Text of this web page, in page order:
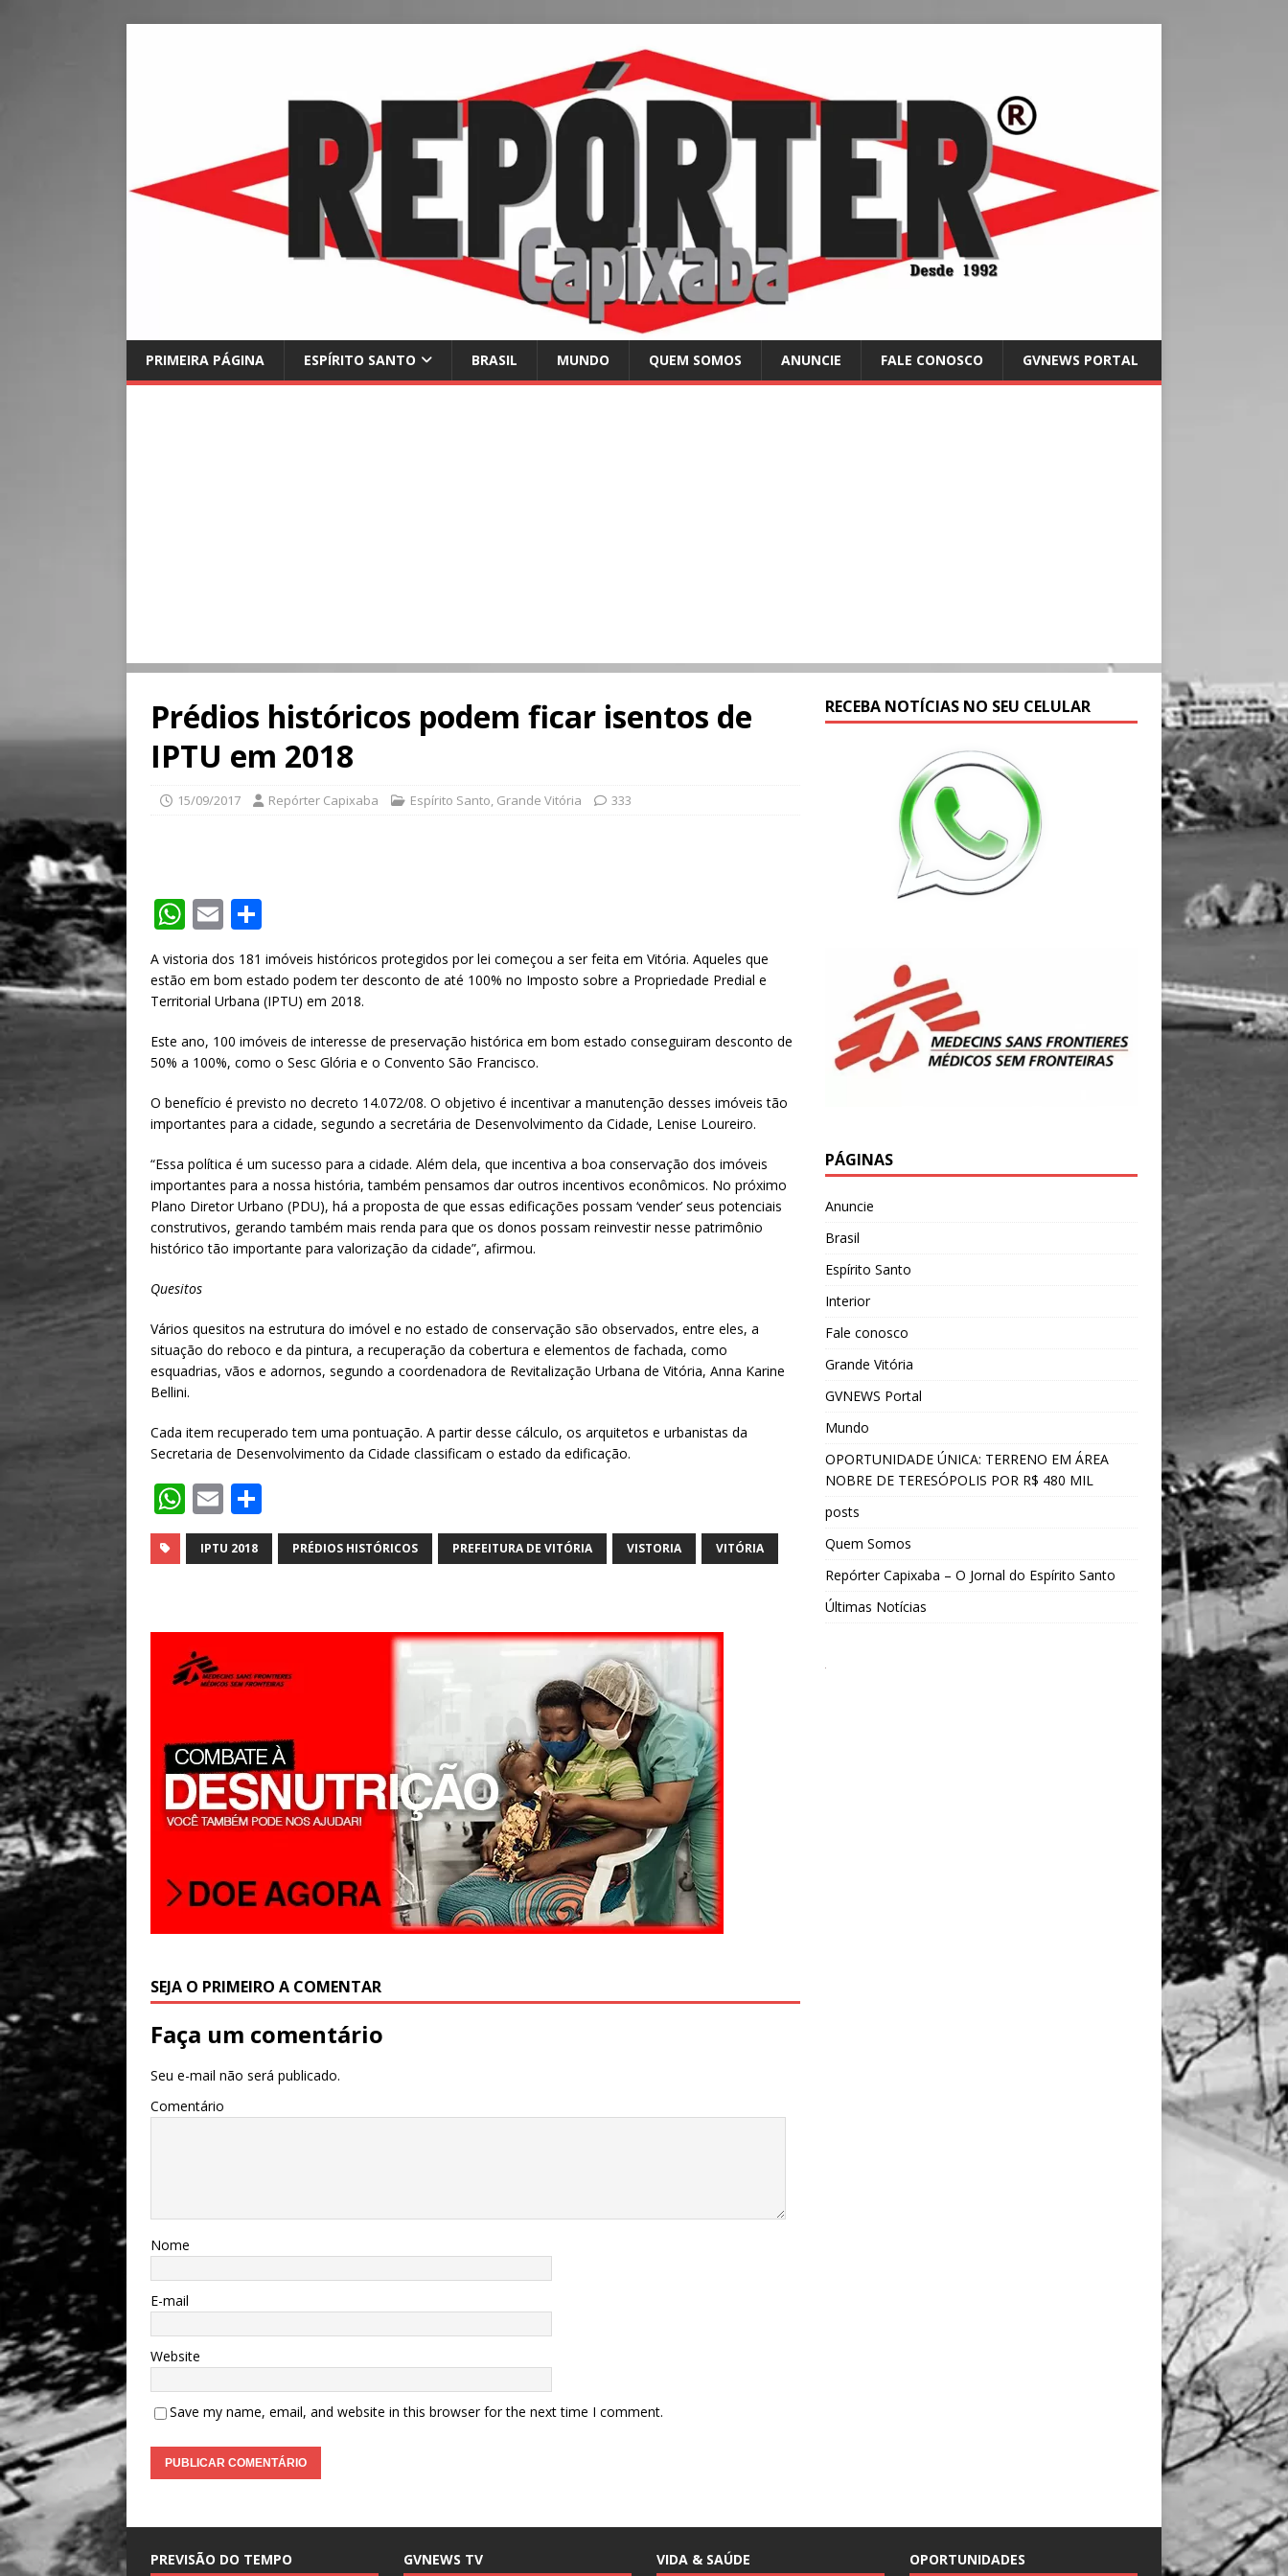
PRIMEIRA PÁGINA ESPÍRITO SANTO BRASIL MUNDO QUEM SOMOS ANUNCIE FALE CONOSCO GVNEWS PORTAL
Prédios históricos podem ficar isentos de
IPTU em 2018
15/09/2017 Repórter Capixaba Espírito Santo, Grande Vitória 333
W
h
at
s
A
p
p
E
m
ai
l
h
ar
e
A vistoria dos 181 imóveis históricos protegidos por lei começou a ser feita em Vitória. Aqueles que
estão em bom estado podem ter desconto de até 100% no Imposto sobre a Propriedade Predial e
Territorial Urbana (IPTU) em 2018.
Este ano, 100 imóveis de interesse de preservação histórica em bom estado conseguiram desconto de
50% a 100%, como o Sesc Glória e o Convento São Francisco.
O benefício é previsto no decreto 14.072/08. O objetivo é incentivar a manutenção desses imóveis tão
importantes para a cidade, segundo a secretária de Desenvolvimento da Cidade, Lenise Loureiro.
“Essa política é um sucesso para a cidade. Além dela, que incentiva a boa conservação dos imóveis
importantes para a nossa história, também pensamos dar outros incentivos econômicos. No próximo
Plano Diretor Urbano (PDU), há a proposta de que essas edificações possam ‘vender’ seus potenciais
construtivos, gerando também mais renda para que os donos possam reinvestir nesse patrimônio
histórico tão importante para valorização da cidade”, afirmou.
Quesitos
Vários quesitos na estrutura do imóvel e no estado de conservação são observados, entre eles, a
situação do reboco e da pintura, a recuperação da cobertura e elementos de fachada, como
esquadrias, vãos e adornos, segundo a coordenadora de Revitalização Urbana de Vitória, Anna Karine
Bellini.
Cada item recuperado tem uma pontuação. A partir desse cálculo, os arquitetos e urbanistas da
Secretaria de Desenvolvimento da Cidade classificam o estado da edificação.
W
h
at
A
p
p
E
m
ai
h
ar
IPTU 2018 PRÉDIOS HISTÓRICOS PREFEITURA DE VITÓRIA VISTORIA VITÓRIA
SEJA O PRIMEIRO A COMENTAR
Faça um comentário
Seu e-mail não será publicado.
Comentário
Nome
E-mail
Website
Save my name, email, and website in this browser for the next time I comment.
RECEBA NOTÍCIAS NO SEU CELULAR
PÁGINAS
Anuncie
Brasil
Espírito Santo
Interior
Fale conosco
Grande Vitória
GVNEWS Portal
Mundo
OPORTUNIDADE ÚNICA: TERRENO EM ÁREA
NOBRE DE TERESÓPOLIS POR R$ 480 MIL
posts
Quem Somos
Repórter Capixaba – O Jornal do Espírito Santo
Últimas Notícias
PREVISÃO DO TEMPO GVNEWS TV VIDA & SAÚDE OPORTUNIDADES